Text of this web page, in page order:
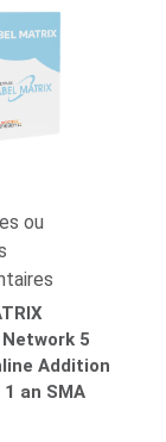
ou
5
Addition
an SMA